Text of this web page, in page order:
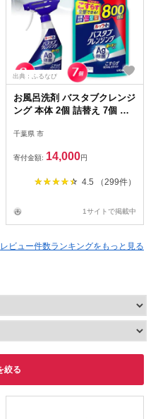
出典：ふるなび
お風呂洗剤 バスタブクレンジ
ング 本体 2個 詰替え 7個 風
千葉県 市
寄付金額: 14,000円
4.5 （299件）
1サイトで掲載中
レビュー件数ランキングをもっと見る
絞る